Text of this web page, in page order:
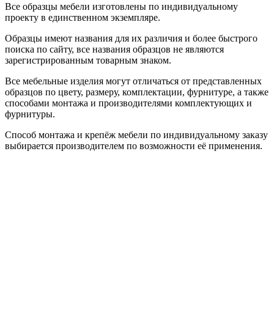
Все образцы мебели изготовлены по индивидуальному
проекту в единственном экземпляре.
Образцы имеют названия для их различия и более быстрого
поиска по сайту, все названия образцов не являются
зарегистрированным товарным знаком.
Все мебельные изделия могут отличаться от представленных
образцов по цвету, размеру, комплектации, фурнитуре, а также
способами монтажа и производителями комплектующих и
фурнитуры.
Способ монтажа и крепёж мебели по индивидуальному заказу
выбирается производителем по возможности её применения.